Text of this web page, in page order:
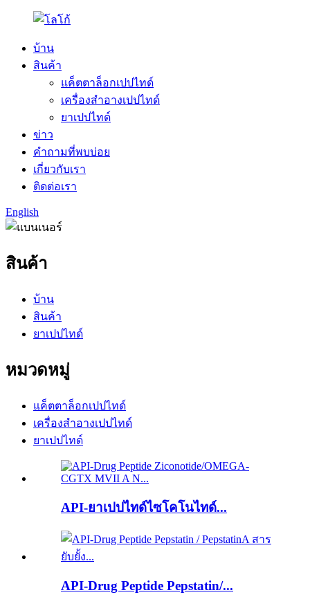
บ้าน
สินค้า
แค็ตตาล็อกเปปไทด์
เครื่องสำอางเปปไทด์
ยาเปปไทด์
ข่าว
คำถามที่พบบ่อย
เกี่ยวกับเรา
ติดต่อเรา
English
สินค้า
บ้าน
สินค้า
ยาเปปไทด์
หมวดหมู่
แค็ตตาล็อกเปปไทด์
เครื่องสำอางเปปไทด์
ยาเปปไทด์
API-ยาเปปไทด์ไซโคโนไทด์...
API-Drug Peptide Pepstatin/...